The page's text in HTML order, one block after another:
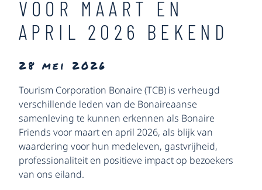
VOOR MAART EN
APRIL 2026 BEKEND
28 mei 2026
Tourism Corporation Bonaire (TCB) is verheugd
verschillende leden van de Bonaireaanse
samenleving te kunnen erkennen als Bonaire
Friends voor maart en april 2026, als blijk van
waardering voor hun medeleven, gastvrijheid,
professionaliteit en positieve impact op bezoekers
van ons eiland.